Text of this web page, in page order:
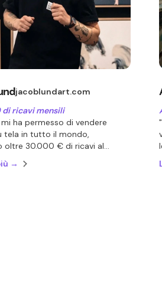
jacoblundart.com
ricavi mensili
ha permesso di vendere
tela in tutto il mondo,
oltre 30.000 € di ricavi al
→